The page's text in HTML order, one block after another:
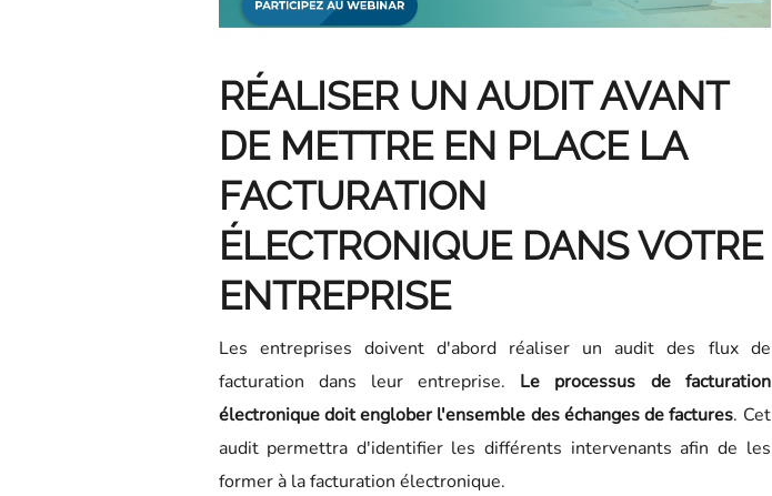
RÉALISER UN AUDIT AVANT
DE METTRE EN PLACE LA
FACTURATION
ÉLECTRONIQUE DANS VOTRE
ENTREPRISE
Les entreprises doivent d'abord réaliser un audit des flux de
facturation dans leur entreprise. Le processus de facturation
électronique doit englober l'ensemble des échanges de factures. Cet
audit permettra d'identifier les différents intervenants afin de les
former à la facturation électronique.